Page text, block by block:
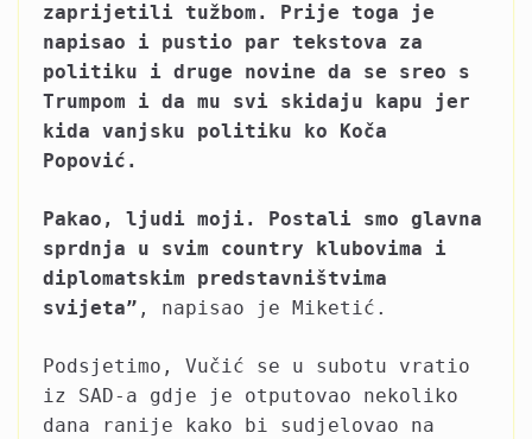
zaprijetili tužbom. Prije toga je
napisao i pustio par tekstova za
politiku i druge novine da se sreo s
Trumpom i da mu svi skidaju kapu jer
kida vanjsku politiku ko Koča
Popović.
Pakao, ljudi moji. Postali smo glavna
sprdnja u svim country klubovima i
diplomatskim predstavništvima
svijeta” , napisao je Miketić.
Podsjetimo, Vučić se u subotu vratio
iz SAD-a gdje je otputovao nekoliko
dana ranije kako bi sudjelovao na